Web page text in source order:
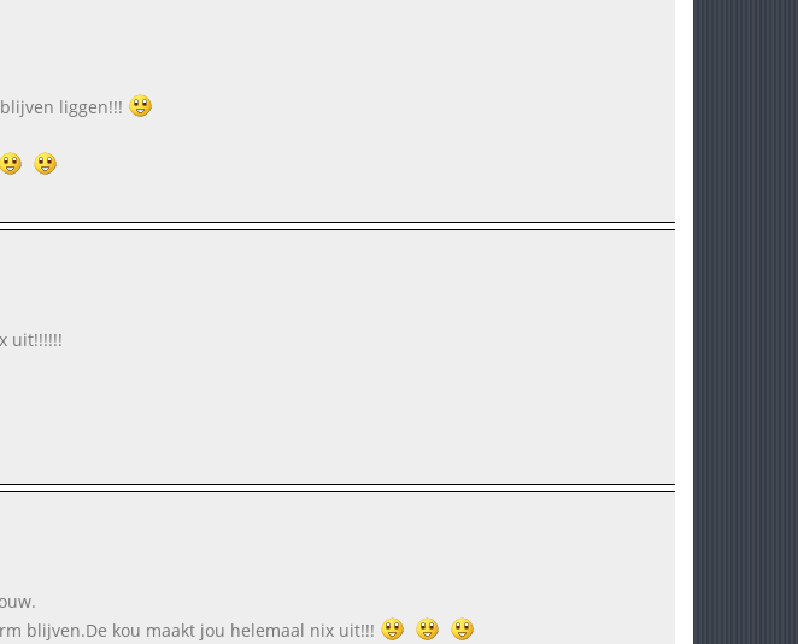
liggen!!!
uit!!!!!!
blijven.De kou maakt jou helemaal nix uit!!!